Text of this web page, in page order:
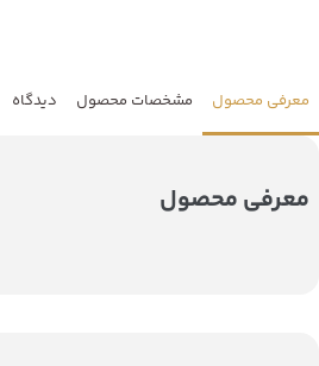
معرفی محصول مشخصات محصول دیدگاه
معرفی محصول